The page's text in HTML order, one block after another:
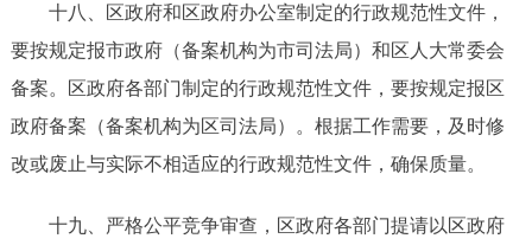
十八、 区政府和区政府办公室制定的行政规范性文件，
要按规定报市政府（备案机构为市司法局）和区人大常委会
备案。
区政府各部门制定的行政规范性文件，要按规定报区
政府备案（备案机构为区司法局）。 根据工作需要，及时修
改或废止与实际不相适应的行政规范性文件，确保质量。
十九、严格公平竞争审查，区政府各部门提请以区政府